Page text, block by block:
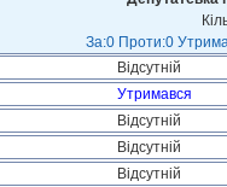
За:0 Проти:0
Відсутній
Утримався
Відсутній
Відсутній
Відсутній